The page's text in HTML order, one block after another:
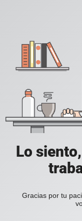
Lo
Gracias por tu